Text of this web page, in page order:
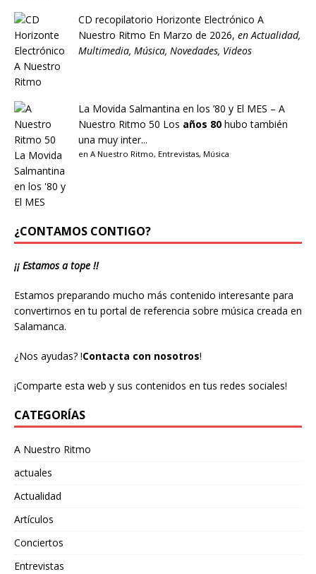
CD recopilatorio Horizonte Electrónico A
Nuestro Ritmo En Marzo de 2026, enActualidad,
Multimedia, Música, Novedades, Videos
La Movida Salmantina en los ’80 y El MES – A
Nuestro Ritmo 50 Los años 80 hubo también
una muy inter...
en A Nuestro Ritmo, Entrevistas, Música
¿CONTAMOS CONTIGO?
¡¡ Estamos a tope !!
Estamos preparando mucho más contenido interesante para
convertirnos en tu portal de referencia sobre música creada en
Salamanca.
¿Nos ayudas? !Contacta con nosotros!
¡Comparte esta web y sus contenidos en tus redes sociales!
CATEGORÍAS
A Nuestro Ritmo
actuales
Actualidad
Artículos
Conciertos
Entrevistas